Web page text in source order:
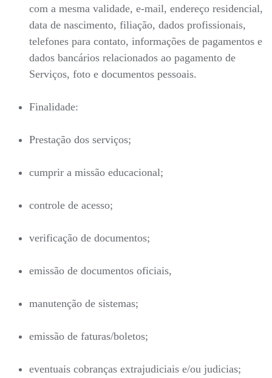
com a mesma validade, e-mail, endereço residencial,
data de nascimento, filiação, dados profissionais,
telefones para contato, informações de pagamentos e
dados bancários relacionados ao pagamento de
Serviços, foto e documentos pessoais.
Finalidade:
Prestação dos serviços;
cumprir a missão educacional;
controle de acesso;
verificação de documentos;
emissão de documentos oficiais,
manutenção de sistemas;
emissão de faturas/boletos;
eventuais cobranças extrajudiciais e/ou judicias;